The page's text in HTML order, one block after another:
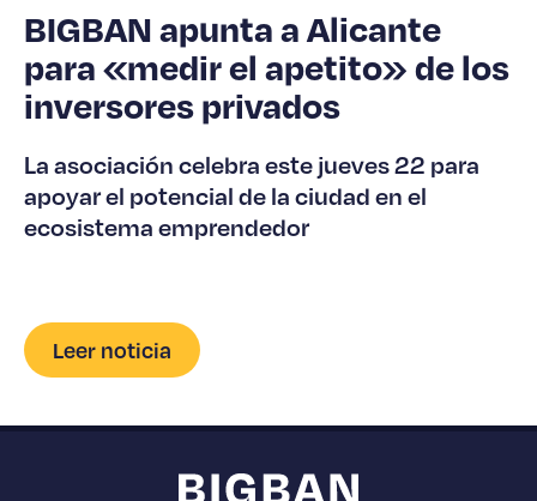
BIGBAN apunta a Alicante
para «medir el apetito» de los
inversores privados
La asociación celebra este jueves 22 para
apoyar el potencial de la ciudad en el
ecosistema emprendedor
Leer noticia